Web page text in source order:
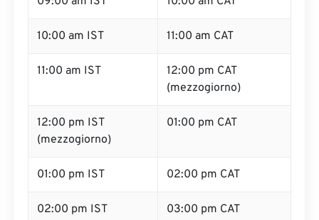
10:00 am IST 11:00 am CAT
11:00 am IST
12:00 pm CAT
(mezzogiorno)
12:00 pm IST
(mezzogiorno)
01:00 pm CAT
01:00 pm IST 02:00 pm CAT
02:00 pm IST 03:00 pm CAT